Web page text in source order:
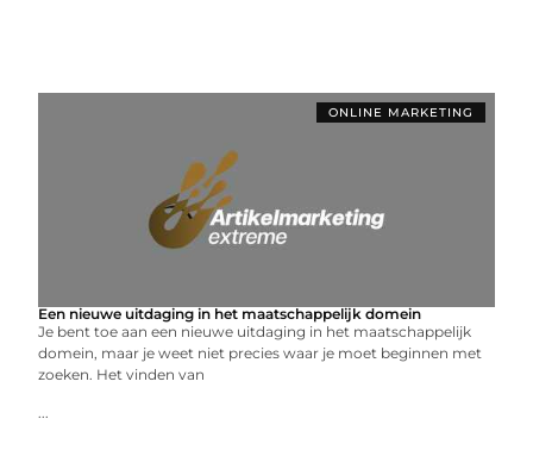
ONLINE MARKETING
Een nieuwe uitdaging in het maatschappelijk domein
Je bent toe aan een nieuwe uitdaging in het maatschappelijk
domein, maar je weet niet precies waar je moet beginnen met
zoeken. Het vinden van
...